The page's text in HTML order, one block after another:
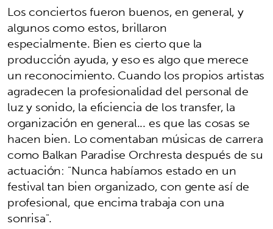
Los conciertos fueron buenos, en general, y
algunos como estos, brillaron
especialmente. Bien es cierto que la
producción ayuda, y eso es algo que merece
un reconocimiento. Cuando los propios artistas
agradecen la profesionalidad del personal de
luz y sonido, la eficiencia de los transfer, la
organización en general... es que las cosas se
hacen bien. Lo comentaban músicas de carrera
como Balkan Paradise Orchresta después de su
actuación: "Nunca habíamos estado en un
festival tan bien organizado, con gente así de
profesional, que encima trabaja con una
sonrisa".